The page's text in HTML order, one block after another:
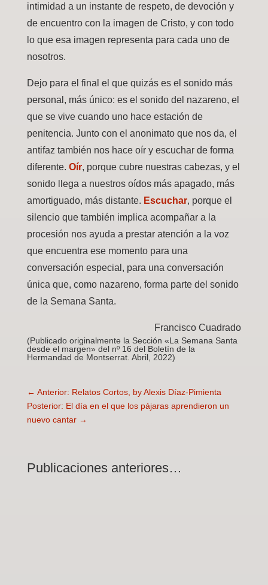
intimidad a un instante de respeto, de devoción y
de encuentro con la imagen de Cristo, y con todo
lo que esa imagen representa para cada uno de
nosotros.
Dejo para el final el que quizás es el sonido más
personal, más único: es el sonido del nazareno, el
que se vive cuando uno hace estación de
penitencia. Junto con el anonimato que nos da, el
antifaz también nos hace oír y escuchar de forma
diferente. Oír, porque cubre nuestras cabezas, y el
sonido llega a nuestros oídos más apagado, más
amortiguado, más distante. Escuchar, porque el
silencio que también implica acompañar a la
procesión nos ayuda a prestar atención a la voz
que encuentra ese momento para una
conversación especial, para una conversación
única que, como nazareno, forma parte del sonido
de la Semana Santa.
Francisco Cuadrado
(Publicado originalmente la Sección «La Semana Santa
desde el margen» del nº 16 del Boletín de la
Hermandad de Montserrat. Abril, 2022)
← Anterior: Relatos Cortos, by Alexis Díaz-Pimienta
Posterior: El día en el que los pájaras aprendieron un
nuevo cantar→
Publicaciones anteriores…